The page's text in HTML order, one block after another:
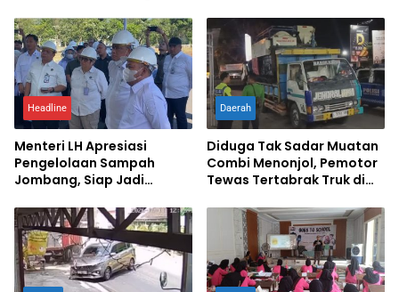
Pangan
Headline
Menteri LH Apresiasi
Pengelolaan Sampah
Jombang, Siap Jadi
Daerah
Diduga Tak Sadar Muatan
Combi Menonjol, Pemotor
Tewas Tertabrak Truk di